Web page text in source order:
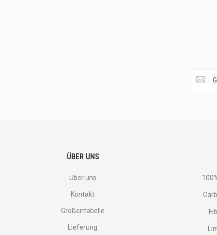
the
latest
ÜBER UNS
Über uns
Kontakt
Größentabelle
Lieferung